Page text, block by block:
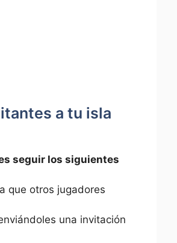
a‍ tu isla
‌seguir los siguientes
que otros⁣ jugadores⁤
una invitación